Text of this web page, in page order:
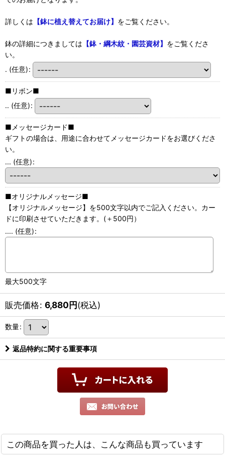
詳しくは 【鉢に植え替えてお届け】 をご覧ください。
鉢の詳細につきましては 【鉢・綱木紋・園芸資材】 をご覧くださ
い。
. (任意):
■リボン■
.. (任意):
■メッセージカード■
ギフトの場合は、用途に合わせてメッセージカードをお選びくださ
い。
... (任意):
■オリジナルメッセージ■
【オリジナルメッセージ】を500文字以内でご記入ください。カー
ドに印刷させていただきます。(＋500円）
.... (任意):
最大500文字
販売価格: 6,880円(税込)
数量:
返品特約に関する重要事項
この商品を買った人は、こんな商品も買っています